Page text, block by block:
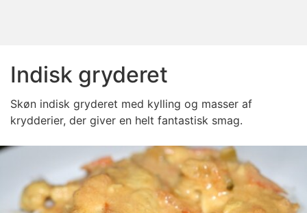
Indisk gryderet
Skøn indisk gryderet med kylling og masser af
krydderier, der giver en helt fantastisk smag.